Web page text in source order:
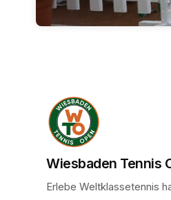
Wiesbaden Tennis
Erlebe Weltklassetennis